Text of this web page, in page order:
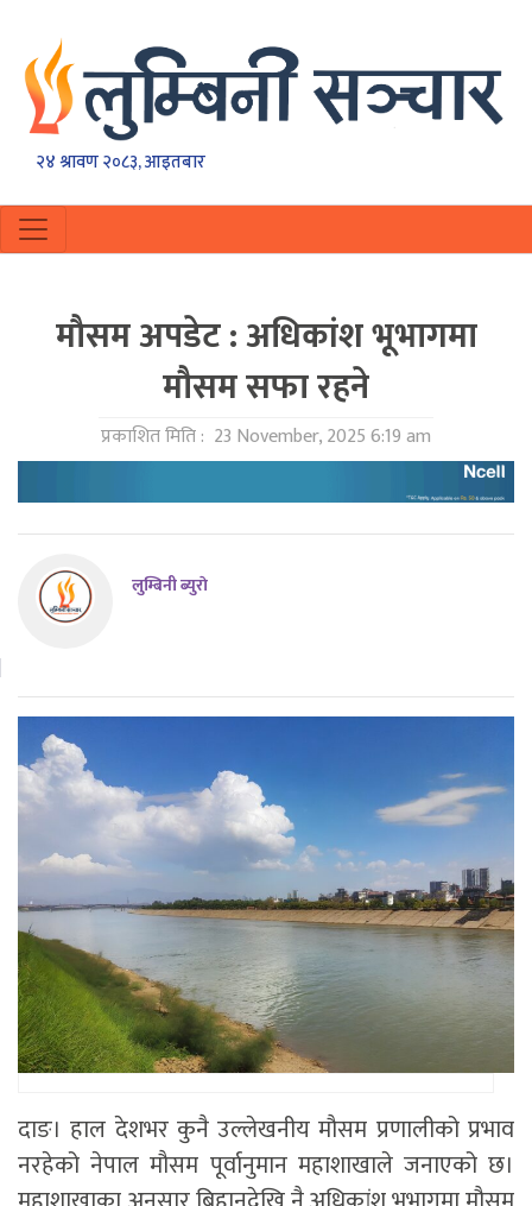
२४ श्रावण २०८३, आइतबार
माैसम अपडेट : अधिकांश भूभागमा
मौसम सफा रहने
प्रकाशित मिति : 23 November, 2025 6:19 am
लुम्बिनी ब्युराे
दाङ। हाल देशभर कुनै उल्लेखनीय मौसम प्रणालीको प्रभाव
नरहेको नेपाल मौसम पूर्वानुमान महाशाखाले जनाएको छ।